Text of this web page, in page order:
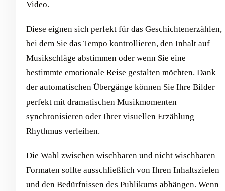
Video.
Diese eignen sich perfekt für das Geschichtenerzählen,
bei dem Sie das Tempo kontrollieren, den Inhalt auf
Musikschläge abstimmen oder wenn Sie eine
bestimmte emotionale Reise gestalten möchten. Dank
der automatischen Übergänge können Sie Ihre Bilder
perfekt mit dramatischen Musikmomenten
synchronisieren oder Ihrer visuellen Erzählung
Rhythmus verleihen.
Die Wahl zwischen wischbaren und nicht wischbaren
Formaten sollte ausschließlich von Ihren Inhaltszielen
und den Bedürfnissen des Publikums abhängen. Wenn